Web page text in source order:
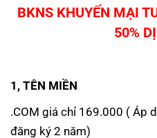
BKNS KHUYẾN MẠI
50%
1, TÊN MIỀN
.COM giá chỉ 169.000 ( Áp
đăng ký 2 năm)